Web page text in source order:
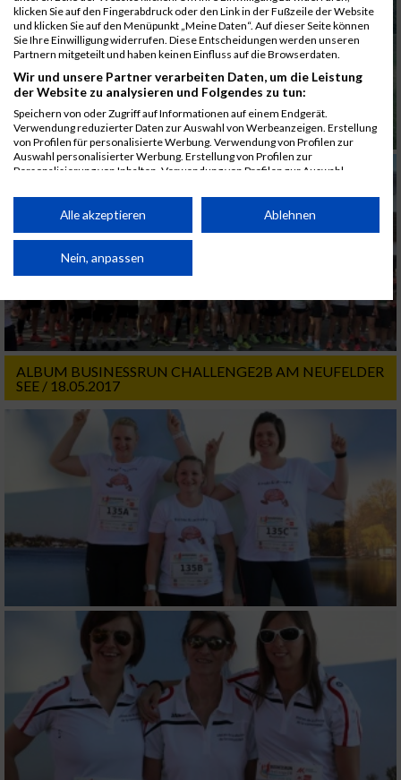
ALBUM BUSINESSRUN CHALLENGE2B AM NEUFELDER
SEE / 18.05.2017
klicken Sie auf den Fingerabdruck oder den Link in der Fußzeile der Website
und klicken Sie auf den Menüpunkt „Meine Daten“. Auf dieser Seite können
Sie Ihre Einwilligung widerrufen. Diese Entscheidungen werden unseren
Partnern mitgeteilt und haben keinen Einfluss auf die Browserdaten.
Wir und unsere Partner verarbeiten Daten, um die Leistung
der Website zu analysieren und Folgendes zu tun:
Speichern von oder Zugriff auf Informationen auf einem Endgerät.
Verwendung reduzierter Daten zur Auswahl von Werbeanzeigen. Erstellung
von Profilen für personalisierte Werbung. Verwendung von Profilen zur
Auswahl personalisierter Werbung. Erstellung von Profilen zur
Personalisierung von Inhalten. Verwendung von Profilen zur Auswahl
Performance von Inhalten. Analyse von Zielgruppen durch Statistiken oder
Kombinationen von Daten aus verschiedenen Quellen. Entwicklung und
von Inhalten.
Daten können außerhalb der Europäischen Union weitergegeben und in die
Website/App.
Partnerliste anzeigen (1 IAB-Anbieter)
Wir nutzen Ihre Daten für folgende Zwecke:
IAB-Verarbeitungszwecke:
Speichern von oder Zugriff auf Informationen
auf einem Endgerät
Verwendung reduzierter Daten zur Auswahl
von Werbeanzeigen
Erstellung von Profilen für personalisierte
Werbung
Verwendung von Profilen zur Auswahl
personalisierter Werbung
Erstellung von Profilen zur Personalisierung
von Inhalten
Verwendung von Profilen zur Auswahl
personalisierter Inhalte
Messung der Werbeleistung
Alle akzeptieren Ablehnen
Nein, anpassen